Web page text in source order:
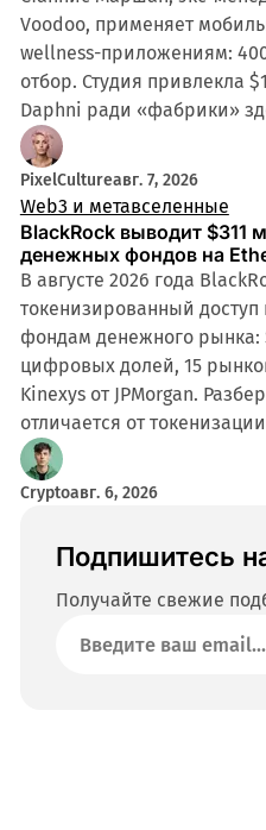
Voodoo, применяет
wellness-приложениям:
отбор. Студия привлекла
Daphni ради «фабрики»
PixelCultureавг. 7, 2026
Web3 и метавселенные
BlackRock выводит $311
денежных фондов на
В августе 2026 года
токенизированный
фондам денежного рынка:
цифровых долей, 15
Kinexys от JPMorgan.
отличается от
Cryptoавг. 6, 2026
Подпишитесь
Получайте свежие